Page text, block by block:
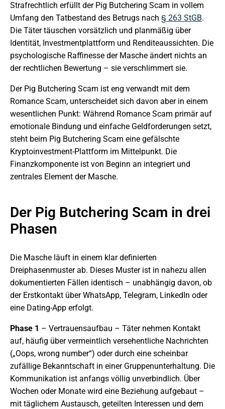
Strafrechtlich erfüllt der Pig Butchering Scam in vollem
Umfang den Tatbestand des Betrugs nach § 263 StGB.
Die Täter täuschen vorsätzlich und planmäßig über
Identität, Investmentplattform und Renditeaussichten. Die
psychologische Raffinesse der Masche ändert nichts an
der rechtlichen Bewertung – sie verschlimmert sie.
Der Pig Butchering Scam ist eng verwandt mit dem
Romance Scam, unterscheidet sich davon aber in einem
wesentlichen Punkt: Während Romance Scam primär auf
emotionale Bindung und einfache Geldforderungen setzt,
steht beim Pig Butchering Scam eine gefälschte
Kryptoinvestment-Plattform im Mittelpunkt. Die
Finanzkomponente ist von Beginn an integriert und
zentrales Element der Masche.
Der Pig Butchering Scam in drei
Phasen
Die Masche läuft in einem klar definierten
Dreiphasenmuster ab. Dieses Muster ist in nahezu allen
dokumentierten Fällen identisch – unabhängig davon, ob
der Erstkontakt über WhatsApp, Telegram, LinkedIn oder
eine Dating-App erfolgt.
Phase 1 – Vertrauensaufbau – Täter nehmen Kontakt
auf, häufig über vermeintlich versehentliche Nachrichten
(„Oops, wrong number“) oder durch eine scheinbar
zufällige Bekanntschaft in einer Gruppenunterhaltung. Die
Kommunikation ist anfangs völlig unverbindlich. Über
Wochen oder Monate wird eine Beziehung aufgebaut –
mit täglichem Austausch, geteilten Interessen und dem